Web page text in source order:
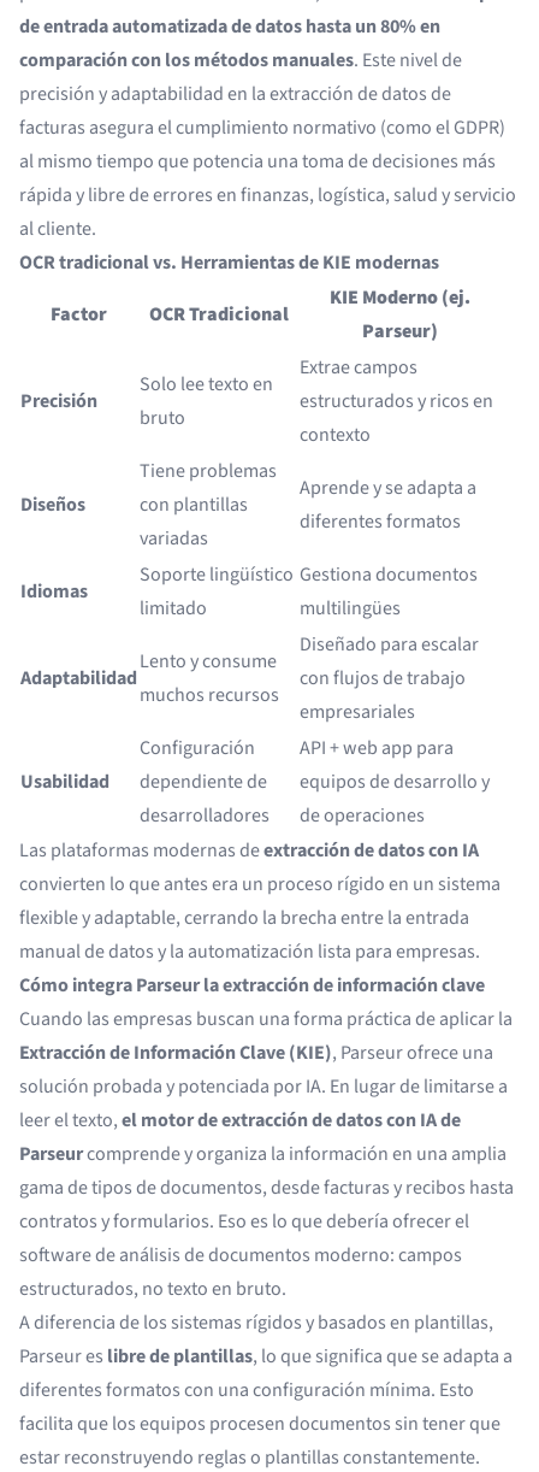
de entrada automatizada de datos hasta un 80% en
comparación con los métodos manuales. Este nivel de
precisión y adaptabilidad en la extracción de datos de
facturas asegura el cumplimiento normativo (como el GDPR)
al mismo tiempo que potencia una toma de decisiones más
rápida y libre de errores en finanzas, logística, salud y servicio
al cliente.
OCR tradicional vs. Herramientas de KIE modernas
Factor
OCR Tradicional
KIE Moderno (ej.
Parseur)
Precisión
Solo lee texto en
bruto
Extrae campos
estructurados y ricos en
contexto
Diseños
Tiene problemas
con plantillas
variadas
Aprende y se adapta a
diferentes formatos
Idiomas
Soporte lingüístico
limitado
Gestiona documentos
multilingües
Adaptabilidad
Lento y consume
muchos recursos
Diseñado para escalar
con flujos de trabajo
empresariales
Usabilidad
Configuración
dependiente de
desarrolladores
API + web app para
equipos de desarrollo y
de operaciones
Las plataformas modernas deextracción de datos con IA
convierten lo que antes era un proceso rígido en un sistema
flexible y adaptable, cerrando la brecha entre la entrada
manual de datos y la automatización lista para empresas.
Cómo integra Parseur la extracción de información clave
Cuando las empresas buscan una forma práctica de aplicar la
Extracción de Información Clave (KIE), Parseur ofrece una
solución probada y potenciada por IA. En lugar de limitarse a
leer el texto,el motor de extracción de datos con IA de
Parseurcomprende y organiza la información en una amplia
gama de tipos de documentos, desde facturas y recibos hasta
contratos y formularios. Eso es lo que debería ofrecer el
software de análisis de documentos moderno: campos
estructurados, no texto en bruto.
A diferencia de los sistemas rígidos y basados en plantillas,
Parseur es libre de plantillas, lo que significa que se adapta a
diferentes formatos con una configuración mínima. Esto
facilita que los equipos procesen documentos sin tener que
estar reconstruyendo reglas o plantillas constantemente.